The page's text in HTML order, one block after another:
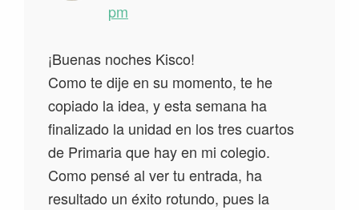
pm
¡Buenas noches Kisco!
Como te dije en su momento, te he
copiado la idea, y esta semana ha
finalizado la unidad en los tres cuartos
de Primaria que hay en mi colegio.
Como pensé al ver tu entrada, ha
resultado un éxito rotundo, pues la